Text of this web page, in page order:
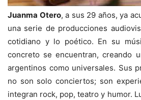
Juanma Otero, a sus 29 años, ya
una serie de producciones
cotidiano y lo poético. En su
concreto se encuentran, creando
argentinos como universales. Sus
no son solo conciertos; son
integran rock, pop, teatro y humor.